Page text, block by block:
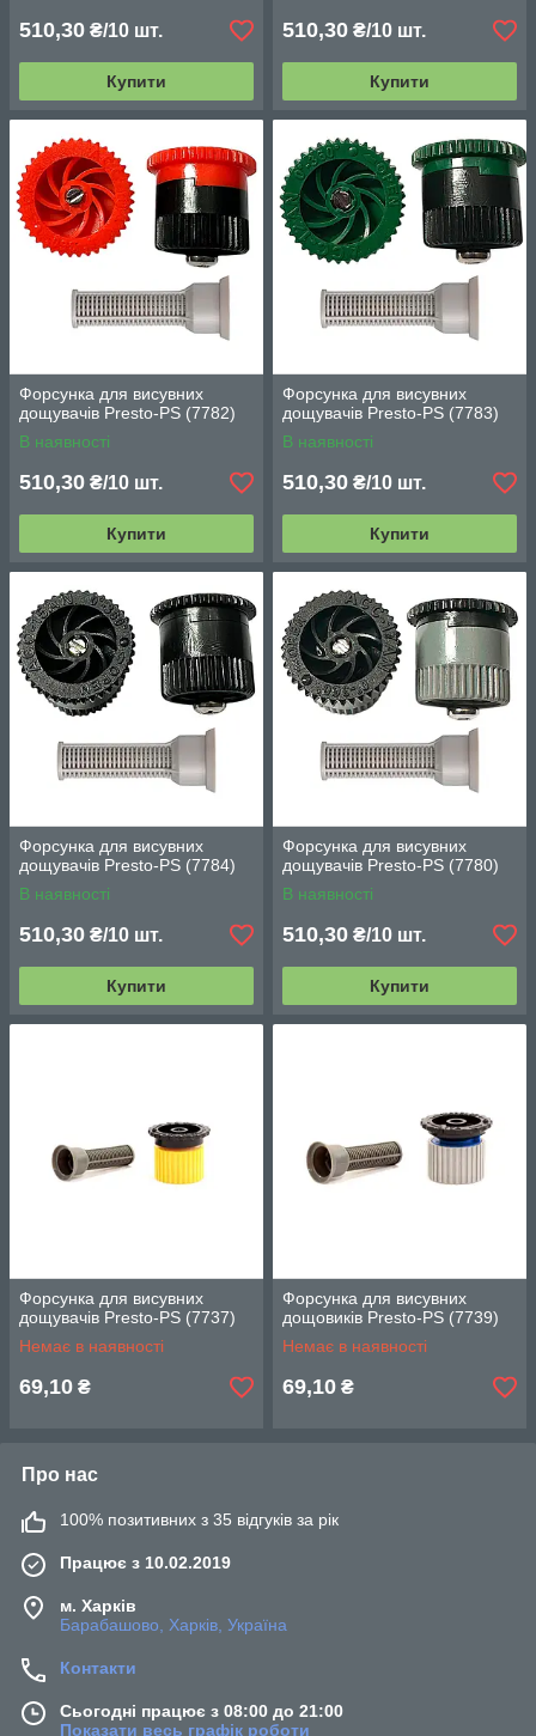
510,30 ₴/10 шт.
Купити
510,30 ₴/10 шт.
Купити
Форсунка для висувних
дощувачів Presto-PS (7782)
В наявності
510,30 ₴/10 шт.
Купити
Форсунка для висувних
дощувачів Presto-PS (7783)
В наявності
510,30 ₴/10 шт.
Купити
Форсунка для висувних
дощувачів Presto-PS (7784)
В наявності
510,30 ₴/10 шт.
Купити
Форсунка для висувних
дощувачів Presto-PS (7780)
В наявності
510,30 ₴/10 шт.
Купити
Форсунка для висувних
дощувачів Presto-PS (7737)
Немає в наявності
69,10 ₴
Форсунка для висувних
дощовиків Presto-PS (7739)
Немає в наявності
69,10 ₴
Про нас
100% позитивних з 35 відгуків за рік
Працює з 10.02.2019
м. Харків
Барабашово, Харків, Україна
Контакти
Сьогодні працює з 08:00 до 21:00
Показати весь графік роботи